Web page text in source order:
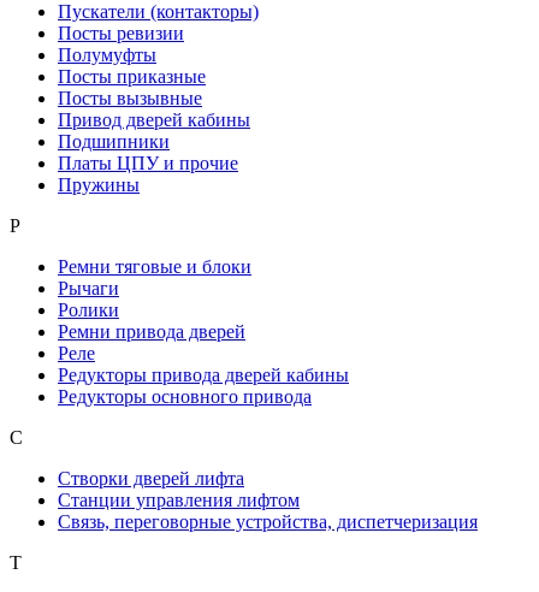
Пускатели (контакторы)
Посты ревизии
Полумуфты
Посты приказные
Посты вызывные
Привод дверей кабины
Подшипники
Платы ЦПУ и прочие
Пружины
Р
Ремни тяговые и блоки
Рычаги
Ролики
Ремни привода дверей
Реле
Редукторы привода дверей кабины
Редукторы основного привода
С
Створки дверей лифта
Станции управления лифтом
Связь, переговорные устройства, диспетчеризация
Т